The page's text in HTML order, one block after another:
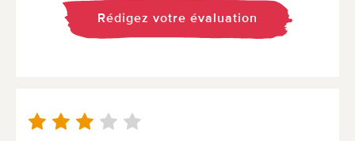
Rédigez votre évaluation